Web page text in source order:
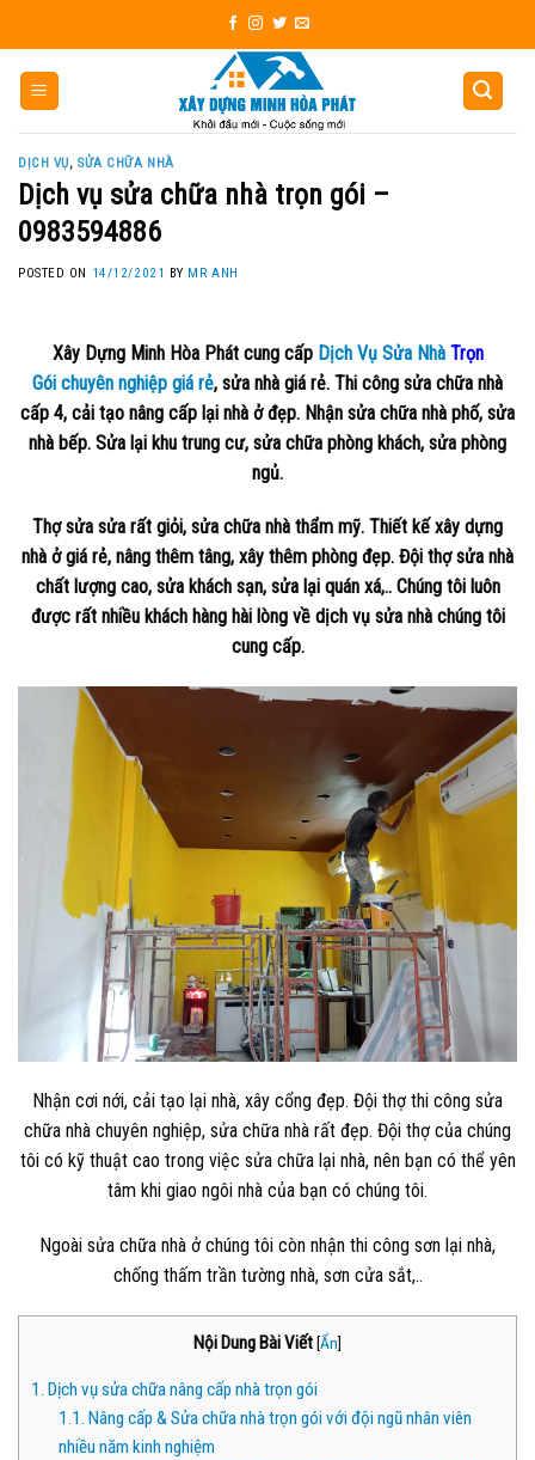
to
content
DỊCH VỤ,SỬA CHỮA NHÀ
Dịch vụ sửa chữa nhà trọn gói –
0983594886
POSTED ON 14/12/2021 BY MR ANH
Xây Dựng Minh Hòa Phát cung cấp Dịch Vụ Sửa Nhà Trọn
Gói chuyên nghiệp giá rẻ, sửa nhà giá rẻ. Thi công sửa chữa nhà
cấp 4, cải tạo nâng cấp lại nhà ở đẹp. Nhận sửa chữa nhà phố, sửa
nhà bếp. Sửa lại khu trung cư, sửa chữa phòng khách, sửa phòng
ngủ.
Thợ sửa sửa rất giỏi, sửa chữa nhà thẩm mỹ. Thiết kế xây dựng
nhà ở giá rẻ, nâng thêm tâng, xây thêm phòng đẹp. Đội thợ sửa nhà
chất lượng cao, sửa khách sạn, sửa lại quán xá,.. Chúng tôi luôn
được rất nhiều khách hàng hài lòng về dịch vụ sửa nhà chúng tôi
cung cấp.
Nhận cơi nới, cải tạo lại nhà, xây cổng đẹp. Đội thợ thi công sửa
chữa nhà chuyên nghiệp, sửa chữa nhà rất đẹp. Đội thợ của chúng
tôi có kỹ thuật cao trong việc sửa chữa lại nhà, nên bạn có thể yên
tâm khi giao ngôi nhà của bạn có chúng tôi.
Ngoài sửa chữa nhà ở chúng tôi còn nhận thi công sơn lại nhà,
chống thấm trần tường nhà, sơn cửa sắt,..
Nội Dung Bài Viết [Ẩn]
1. Dịch vụ sửa chữa nâng cấp nhà trọn gói
1.1. Nâng cấp & Sửa chữa nhà trọn gói với đội ngũ nhân viên
nhiều năm kinh nghiệm